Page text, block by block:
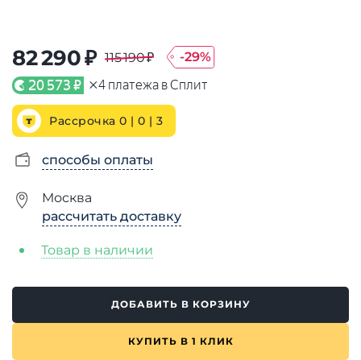
82 290 ₽ 115 190 ₽ -29%
20 573 ₽ ×4 платежа в Сплит
Рассрочка 0 | 0 | 3
способы оплаты
Москва
рассчитать доставку
Товар в наличии
ДОБАВИТЬ В КОРЗИНУ
КУПИТЬ В 1 КЛИК